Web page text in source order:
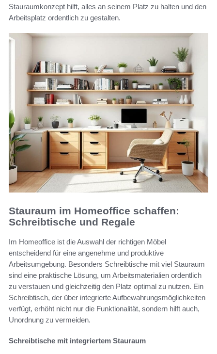
Stauraumkonzept hilft, alles an seinem Platz zu halten und den
Arbeitsplatz ordentlich zu gestalten.
Stauraum im Homeoffice schaffen:
Schreibtische und Regale
Im Homeoffice ist die Auswahl der richtigen Möbel
entscheidend für eine angenehme und produktive
Arbeitsumgebung. Besonders Schreibtische mit viel Stauraum
sind eine praktische Lösung, um Arbeitsmaterialien ordentlich
zu verstauen und gleichzeitig den Platz optimal zu nutzen. Ein
Schreibtisch, der über integrierte Aufbewahrungsmöglichkeiten
verfügt, erhöht nicht nur die Funktionalität, sondern hilft auch,
Unordnung zu vermeiden.
Schreibtische mit integriertem Stauraum